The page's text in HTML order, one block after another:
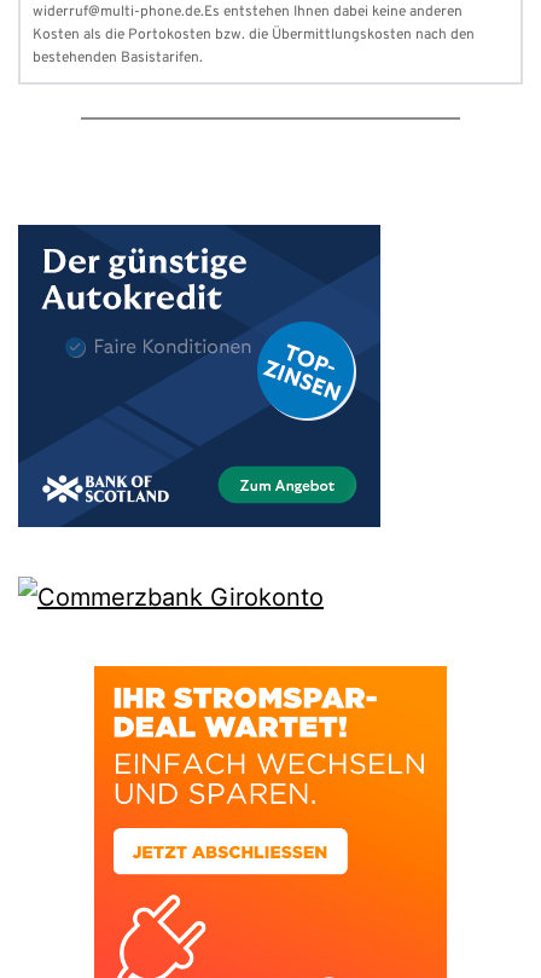
widerruf@multi-phone.de.Es entstehen Ihnen dabei keine anderen
Kosten als die Portokosten bzw. die Übermittlungskosten nach den
bestehenden Basistarifen.